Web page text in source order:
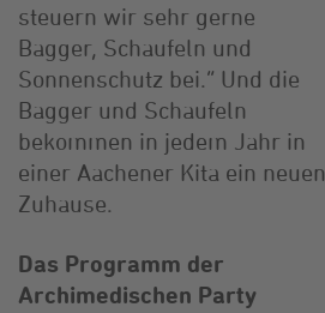
steuern wir sehr gerne
Bagger, Schaufeln und
Sonnenschutz bei.“ Und die
Bagger und Schaufeln
bekommen in jedem Jahr in
einer Aachener Kita ein neuen
Zuhause.
Das Programm der
Archimedischen Party